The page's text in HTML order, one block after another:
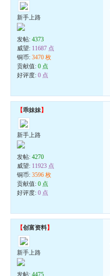
新手上路
发帖:4373
威望: 11687 点
铜币:3470 枚
贡献值:0 点
好评度:0 点
【乖妹妹】
新手上路
发帖:4270
威望: 11923 点
铜币:3596 枚
贡献值:0 点
好评度:0 点
【创富资料】
新手上路
发帖:4475